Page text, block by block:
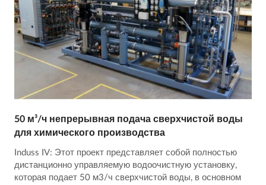
50 м³/ч непрерывная подача сверхчистой воды
для химического производства
Induss IV: Этот проект представляет собой полностью
дистанционно управляемую водоочистную установку,
которая подает 50 м3/ч сверхчистой воды, в основном